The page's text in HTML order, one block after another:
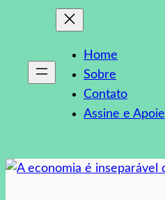
Home
Sobre
Contato
Assine e Apoie